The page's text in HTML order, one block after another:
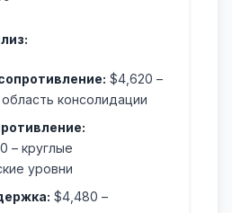
$4,620 –
консолидации
– круглые
уровни
$4,480 –